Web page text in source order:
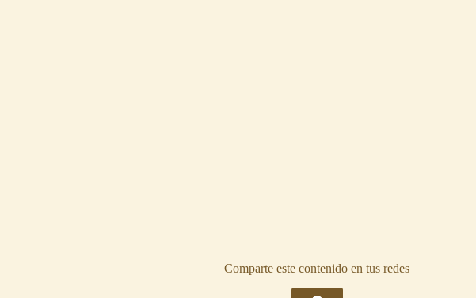
Comparte este contenido en tus redes